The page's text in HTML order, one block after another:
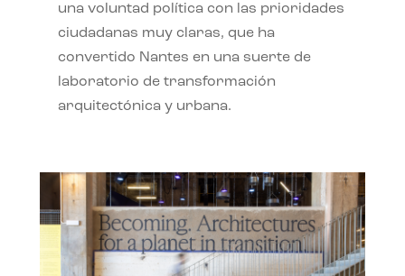
una voluntad política con las prioridades
ciudadanas muy claras, que ha
convertido Nantes en una suerte de
laboratorio de transformación
arquitectónica y urbana.